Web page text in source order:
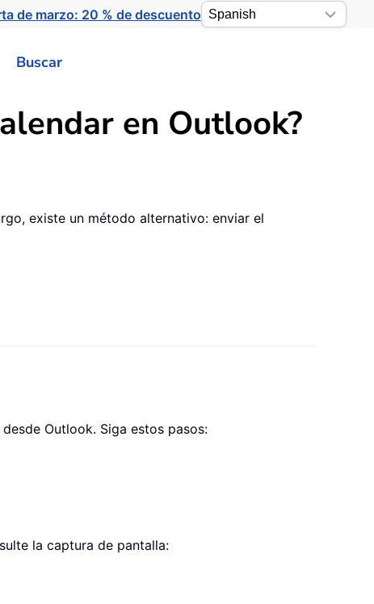
de marzo: 20 % de descuento
Buscar
en Outlook?
existe un método alternativo: enviar el
Outlook. Siga estos pasos:
la captura de pantalla: